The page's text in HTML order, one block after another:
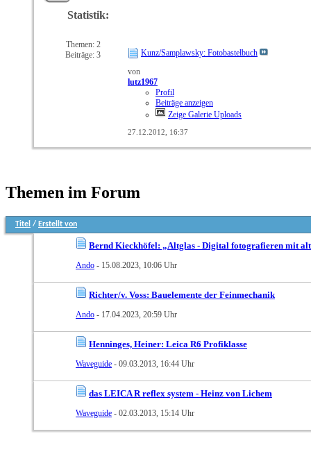
RSS-
dieses
Forums
Statistik:
Themen: 2
Beiträge: 3
Kunz/Samplawsky: Fotobastelbuch
von
lutz1967
Profil
Beiträge anzeigen
Zeige Galerie Uploads
27.12.2012, 16:37
Themen im Forum
Titel / Erstellt von
Bernd Kieckhöfel: „Altglas - Digital fotografieren mit
Ando - 15.08.2023, 10:06 Uhr
Richter/v. Voss: Bauelemente der Feinmechanik
Ando - 17.04.2023, 20:59 Uhr
Henninges, Heiner: Leica R6 Profiklasse
Waveguide - 09.03.2013, 16:44 Uhr
das LEICA R reflex system - Heinz von Lichem
Waveguide - 02.03.2013, 15:14 Uhr